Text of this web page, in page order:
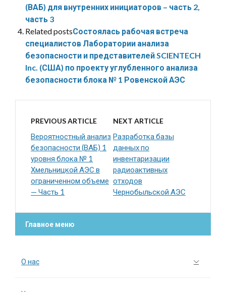
(ВАБ) для внутренних инициаторов – часть 2,
часть 3
Related postsСостоялась рабочая встреча
специалистов Лаборатории анализа
безопасности и представителей SCIENTECH
Inc. (США) по проекту углубленного анализа
безопасности блока № 1 Ровенской АЭС
PREVIOUS ARTICLE
Вероятностный анализ
безопасности (ВАБ) 1
уровня блока № 1
Хмельницкой АЭС в
ограниченном объеме
— Часть 1
NEXT ARTICLE
Разработка базы
данных по
инвентаризации
радиоактивных
отходов
Чернобыльской АЭС
Главное меню
О нас